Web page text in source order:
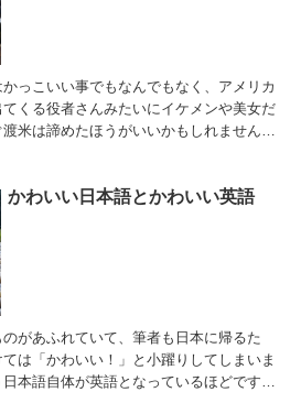
っこいい事でもなんでもなく、アメリカ
くる役者さんみたいにイケメンや美女だ
米は諦めたほうがいいかもしれません。
かわいい日本語とかわいい英語
があふれていて、筆者も日本に帰るた
は「かわいい！」と小躍りしてしまいま
本語自体が英語となっているほどです。